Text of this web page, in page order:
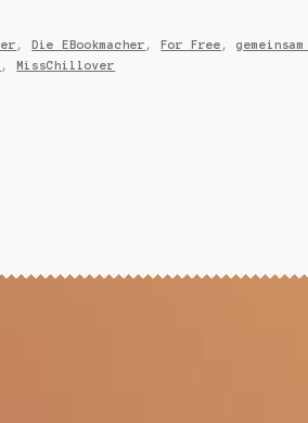
,Die EBookmacher ,For Free ,
,MissChillover